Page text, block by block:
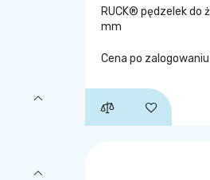
RUCK® pędzelek do
mm
Cena po zalogowaniu